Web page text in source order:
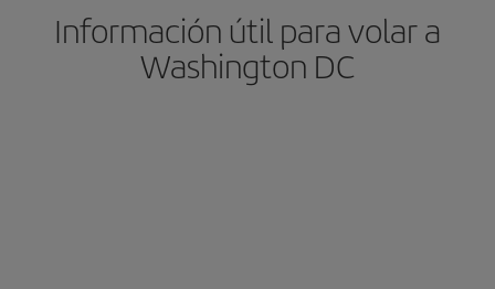
Información útil para volar a
Washington DC